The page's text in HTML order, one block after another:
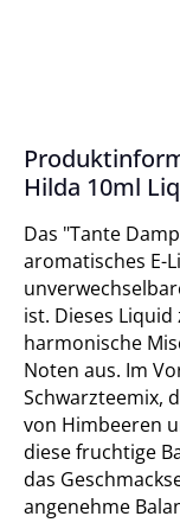
Hilda 10ml
Das "Tante
aromatisches E-
ist. Dieses
harmonische
Noten aus. Im
Schwarzteemix,
von Himbeeren
diese fruchtige
das
angenehme